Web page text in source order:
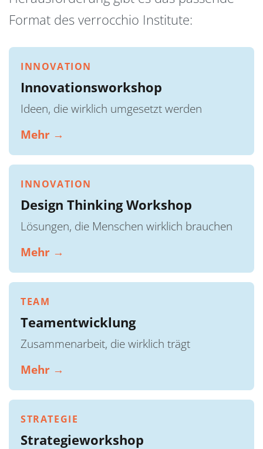
Format des verrocchio Institute:
INNOVATION
Innovationsworkshop
Ideen, die wirklich umgesetzt werden
Mehr →
INNOVATION
Design Thinking Workshop
Lösungen, die Menschen wirklich brauchen
Mehr →
TEAM
Teamentwicklung
Zusammenarbeit, die wirklich trägt
Mehr →
STRATEGIE
Strategieworkshop